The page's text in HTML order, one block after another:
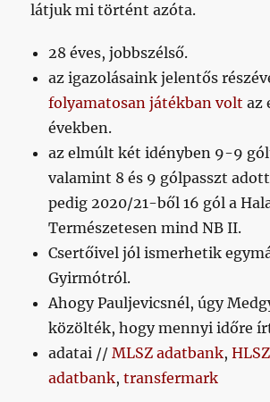
látjuk mi történt azóta.
28 éves, jobbszélső.
az igazolásaink jelentős
folyamatosan játékban volt az
években.
az elmúlt két idényben 9-9
valamint 8 és 9 gólpasszt
pedig 2020/21-ből 16 gól a
Természetesen mind NB II.
Csertőivel jól ismerhetik
Gyirmótról.
Ahogy Pauljevicsnél, úgy
közölték, hogy mennyi időre
adatai //MLSZ adatbank,HLSZ
adatbank,transfermark